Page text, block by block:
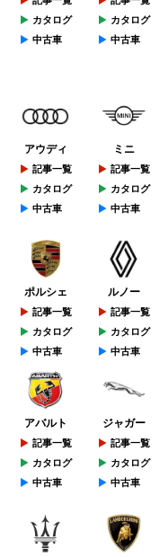
カタログ
中古車
カタログ
中古車
アウディ
記事一覧
カタログ
中古車
ミニ
記事一覧
カタログ
中古車
ポルシェ
記事一覧
カタログ
中古車
ルノー
記事一覧
カタログ
中古車
アバルト
記事一覧
カタログ
中古車
ジャガー
記事一覧
カタログ
中古車